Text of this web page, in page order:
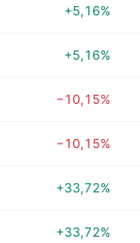
+5,16%
+5,16%
−10,15%
−10,15%
+33,72%
+33,72%